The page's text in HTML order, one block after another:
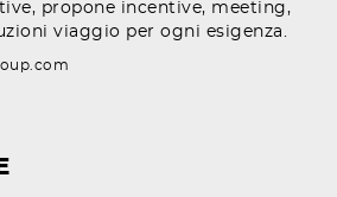
propone incentive, meeting,
viaggio per ogni esigenza.